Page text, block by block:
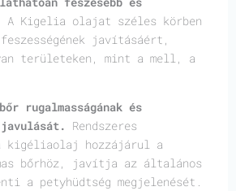
A Kigelia olajat széles körben
javításáért,
területeken, mint a mell, a
rugalmasságának és
javulását. Rendszeres
kigéliaolaj hozzájárul a
bőrhöz, javítja az általános
a petyhüdtség megjelenését.